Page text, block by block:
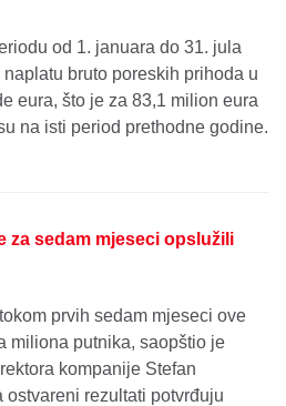
od 1. januara do 31. jula
bruto poreskih prihoda u
eura, što je za 83,1 milion eura
na isti period prethodne godine.
za sedam mjeseci opslužili
prvih sedam mjeseci ove
miliona putnika, saopštio je
kompanije Stefan
ostvareni rezultati potvrđuju